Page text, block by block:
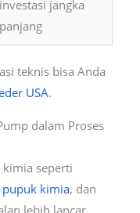
investasi jangka
panjang
teknis bisa Anda
USA.
dalam Proses
kimia seperti
pupuk kimia, dan
lebih lancar,